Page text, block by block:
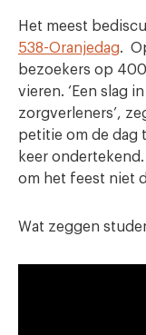
Het meest
538-Oranjedag.
bezoekers op
vieren. ‘Een slag
zorgverleners’,
petitie om de dag
keer
om het feest niet
Wat zeggen